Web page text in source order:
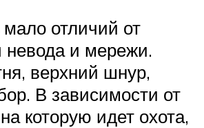
отличий от
невода и мережи.
верхний шнур,
В зависимости от
которую идет охота,